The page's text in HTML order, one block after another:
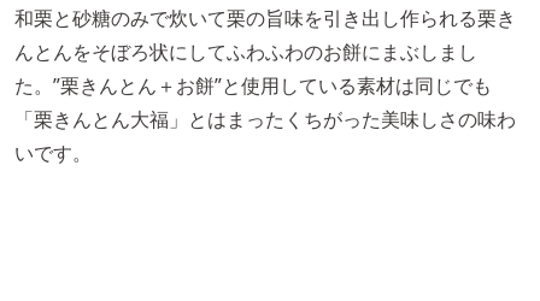
和栗と砂糖のみで炊いて栗の旨味を引き出し作られる栗き
んとんをそぼろ状にしてふわふわのお餅にまぶしまし
た。”栗きんとん＋お餅”と使用している素材は同じでも
「栗きんとん大福」とはまったくちがった美味しさの味わ
いです。